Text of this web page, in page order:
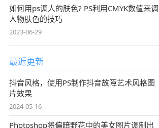
如何用ps调人的肤色? PS利用CMYK数值来调
人物肤色的技巧
2023-06-29
最近更新
抖音风格，使用PS制作抖音故障艺术风格图
片效果
2024-05-16
Photoshop将偏暗野花中的美女图片调制出